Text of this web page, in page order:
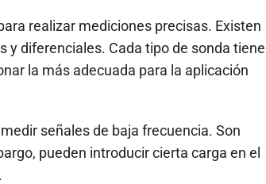
realizar mediciones precisas. Existen
y diferenciales. Cada tipo de sonda tiene
la más adecuada para la aplicación
señales de baja frecuencia. Son
pueden introducir cierta carga en el